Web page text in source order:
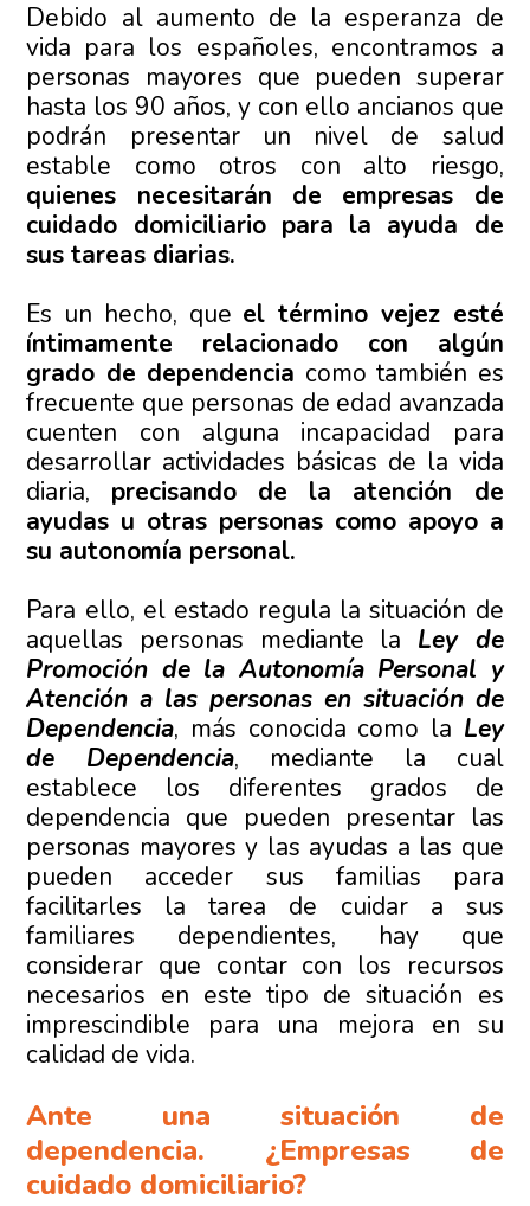
Debido al aumento de la esperanza de
vida para los españoles, encontramos a
personas mayores que pueden superar
hasta los 90 años, y con ello ancianos que
podrán presentar un nivel de salud
estable como otros con alto riesgo,
quienes necesitarán de empresas de
cuidado domiciliario para la ayuda de
sus tareas diarias.
Es un hecho, que el término vejez esté
íntimamente relacionado con algún
grado de dependencia como también es
frecuente que personas de edad avanzada
cuenten con alguna incapacidad para
desarrollar actividades básicas de la vida
diaria, precisando de la atención de
ayudas u otras personas como apoyo a
su autonomía personal.
Para ello, el estado regula la situación de
aquellas personas mediante la Ley de
Promoción de la Autonomía Personal y
Atención a las personas en situación de
Dependencia, más conocida como la Ley
de Dependencia, mediante la cual
establece los diferentes grados de
dependencia que pueden presentar las
personas mayores y las ayudas a las que
pueden acceder sus familias para
facilitarles la tarea de cuidar a sus
familiares dependientes, hay que
considerar que contar con los recursos
necesarios en este tipo de situación es
imprescindible para una mejora en su
calidad de vida.
Ante una situación de
dependencia. ¿Empresas de
cuidado domiciliario?